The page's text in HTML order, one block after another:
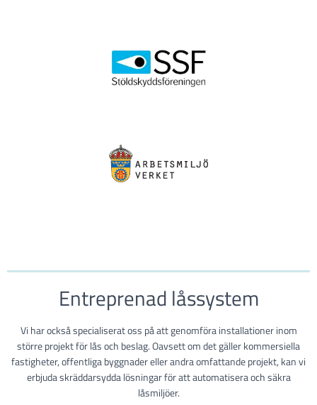
Entreprenad låssystem
Vi har också specialiserat oss på att genomföra installationer inom
större projekt för lås och beslag. Oavsett om det gäller kommersiella
fastigheter, offentliga byggnader eller andra omfattande projekt, kan vi
erbjuda skräddarsydda lösningar för att automatisera och säkra
låsmiljöer.